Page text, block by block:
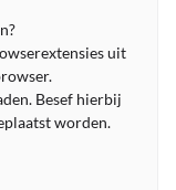
uit
Besef hierbij
worden.